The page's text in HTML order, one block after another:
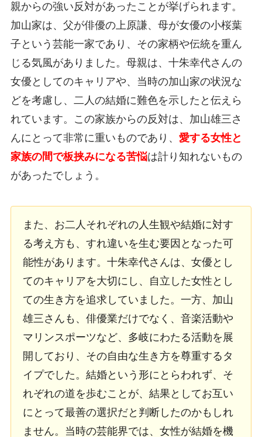
親からの強い反対があったことが挙げられます。
加山家は、父が俳優の上原謙、母が女優の小桜葉
子という芸能一家であり、その家柄や伝統を重ん
じる気風がありました。母親は、十朱幸代さんの
女優としてのキャリアや、当時の加山家の状況な
どを考慮し、二人の結婚に難色を示したと伝えら
れています。この家族からの反対は、加山雄三さ
んにとって非常に重いものであり、 愛する女性と
家族の間で板挟みになる苦悩は計り知れないもの
があったでしょう。
また、お二人それぞれの人生観や結婚に対す
る考え方も、すれ違いを生む要因となった可
能性があります。十朱幸代さんは、女優とし
てのキャリアを大切にし、自立した女性とし
ての生き方を追求していました。一方、加山
雄三さんも、俳優業だけでなく、音楽活動や
マリンスポーツなど、多岐にわたる活動を展
開しており、その自由な生き方を尊重するタ
イプでした。結婚という形にとらわれず、そ
れぞれの道を歩むことが、結果としてお互い
にとって最善の選択だと判断したのかもしれ
ません。当時の芸能界では、女性が結婚を機